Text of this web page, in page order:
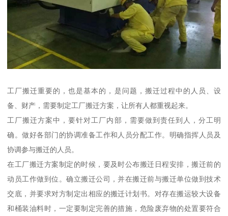
工厂搬迁重要的，也是基本的，是问题，搬迁过程中的人员、设
备、财产，需要制定工厂搬迁方案，让所有人都重视起来。
工厂搬迁方案中，要针对工厂内部，需要做到责任到人，分工明
确。做好各部门的协调准备工作和人员分配工作。明确指挥人员及
协调参与搬迁的人员。
在工厂搬迁方案制定的时候，要及时公布搬迁日程安排，搬迁前的
动员工作做到位。确立搬迁公司，并在搬迁前与搬迁单位做到技术
交底，并要求对方制定出相应的搬迁计划书。对存在搬运较大设备
和桶装油料时，一定要制定完善的措施，危险废弃物的处置要符合